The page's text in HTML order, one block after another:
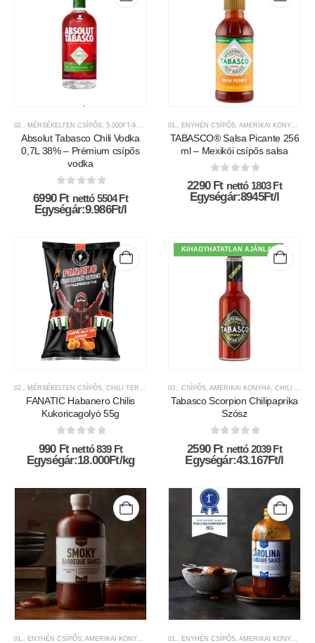
02., MÉRSÉKELTEN CSÍPŐS, 5.000FT-9.999FT KÖZÖTT ,AJÁNDÉK TERMÉKEK, CHILI
Absolut Tabasco Chili Vodka
0,7L 38% – Prémium csípős
vodka
0az 5-ből
6990 Ft nettó5504 Ft
Egységár:9.986Ft/l
01., ENYHÉN CSÍPŐS, AMERIKAI KONYHA
TABASCO® Salsa Picante 256
ml – Mexikói csípős salsa
0az 5-ből
2290 Ft nettó 1803 Ft
Egységár:8945Ft/l
02., MÉRSÉKELTEN CSÍPŐS, CHILI TERMÉKEK CHILICUM,CHILIVEL ÍZESÍTETT FINOMSÁGOK
FANATIC Habanero Chilis
Kukoricagolyó 55g
0az 5-ből
990 Ft nettó839 Ft
Egységár:18.000Ft/kg
KIHAGYHATATLAN AJÁNLAT
03., CSÍPŐS, AMERIKAI KONYHA, CHILI SZÓSZOK ÉS KRÉMEK
Tabasco Scorpion Chilipaprika
Szósz
0az 5-ből
2590 Ft nettó2039 Ft
Egységár:43.167Ft/l
01., ENYHÉN CSÍPŐS AMERIKAI KONYHA BBQ TERMÉKEK,CHILI TERMÉKEK,CSÍPŐSSÉGI-
01., ENYHÉN CSÍPŐS AMERIKAI KONYHA